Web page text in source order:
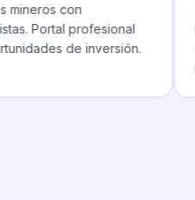
con
Portal profesional
de inversión.